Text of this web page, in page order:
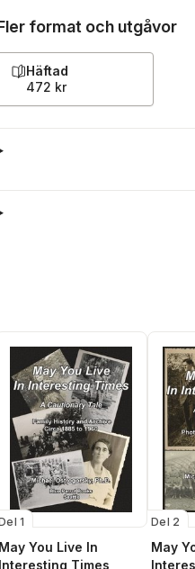
format och utgåvor
Häftad
472 kr
1
May You Live In
Interesting Times
Del 2
May